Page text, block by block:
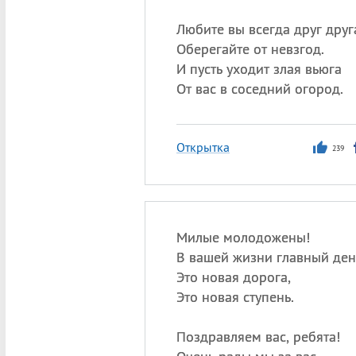
Любите вы всегда друг
Оберегайте от невзгод.
И пусть уходит злая вьюга
От вас в соседний огород.
Открытка 239
Милые молодожены!
В вашей жизни главный
Это новая дорога,
Это новая ступень.
Поздравляем вас, ребята!